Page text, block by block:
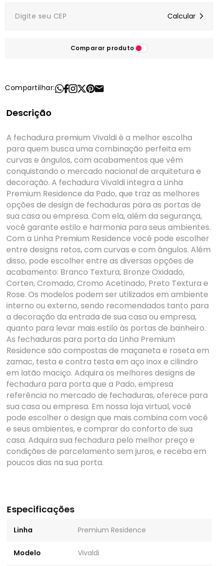
Comparar produto
Compartilhar:
Descrição
A fechadura premium Vivaldi é a melhor escolha
para quem busca uma combinação perfeita em
curvas e ângulos, com acabamentos que vêm
conquistando o mercado nacional de arquitetura e
decoração. A fechadura Vivaldi integra a Linha
Premium Residence da Pado, que traz as melhores
opções de design de fechaduras para as portas de
sua casa ou empresa. Com ela, além da segurança,
você garante estilo e harmonia para seus ambientes.
Com a Linha Premium Residence você pode escolher
entre designs retos, com curvas e com ângulos. Além
disso, pode escolher entre as diversas opções de
acabamento: Branco Textura, Bronze Oxidado,
Corten, Cromado, Cromo Acetinado, Preto Textura e
Rose. Os modelos podem ser utilizados em ambiente
interno ou externo, sendo recomendados tanto para
a decoração da entrada de sua casa ou empresa,
quanto para levar mais estilo às portas de banheiro.
As fechaduras para porta da Linha Premium
Residence são compostas de maçaneta e roseta em
zamac, testa e contra testa em aço inox e cilindro
em latão maciço. Adquira os melhores designs de
fechadura para porta que a Pado, empresa
referência no mercado de fechaduras, oferece para
sua casa ou empresa. Em nossa loja virtual, você
pode escolher o design que mais combina com você
e seus ambientes, e comprar do conforto de sua
casa. Adquira sua fechadura pelo melhor preço e
condições de parcelamento sem juros, e receba em
poucos dias na sua porta.
Especificações
Linha Premium Residence
Modelo Vivaldi